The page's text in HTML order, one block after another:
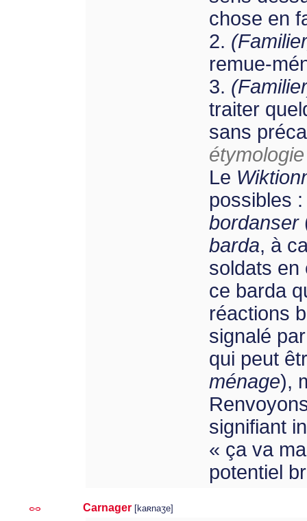
chose en
2.
remue-
3.
traiter
sans
Le
possibles
bordanser
barda, à
soldats en
ce barda
réactions
signalé
qui peut
ménage),
signifiant
« ça va
potentiel
Carnager [kaʀnaʒe]